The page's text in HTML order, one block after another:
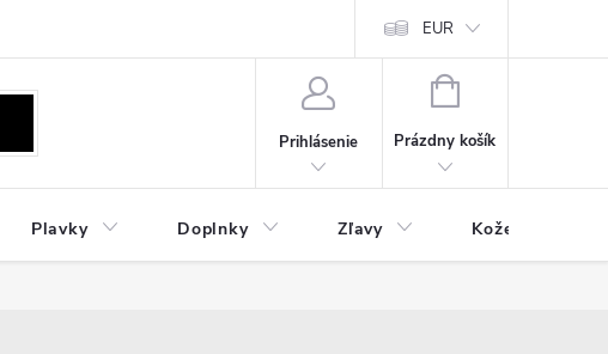
EUR
Prihlásenie
NÁKUPNÝ
Prázdny košík
Plavky Doplnky Zľavy Kožený tovar